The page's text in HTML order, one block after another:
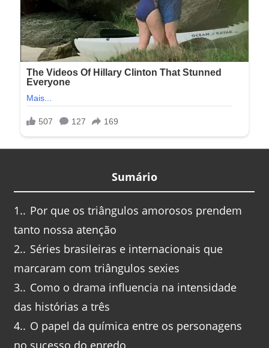
Sumário
1. Por que os triângulos amorosos prendem
tanto nossa atenção
2. Séries brasileiras e internacionais que
marcaram com triângulos sexies
3. Como o drama influencia na intensidade
das histórias a três
4. O papel da química entre os personagens
no sucesso do enredo